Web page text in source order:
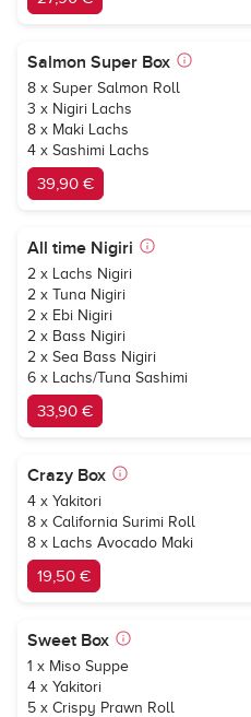
Salmon Super Box
8 x Super Salmon Roll
3 x Nigiri Lachs
8 x Maki Lachs
4 x Sashimi Lachs
39,90 €
All time Nigiri
2 x Lachs Nigiri
2 x Tuna Nigiri
2 x Ebi Nigiri
2 x Bass Nigiri
2 x Sea Bass Nigiri
6 x Lachs/Tuna Sashimi
33,90 €
Crazy Box
4 x Yakitori
8 x California Surimi Roll
8 x Lachs Avocado Maki
19,50 €
Sweet Box
1 x Miso Suppe
4 x Yakitori
5 x Crispy Prawn Roll